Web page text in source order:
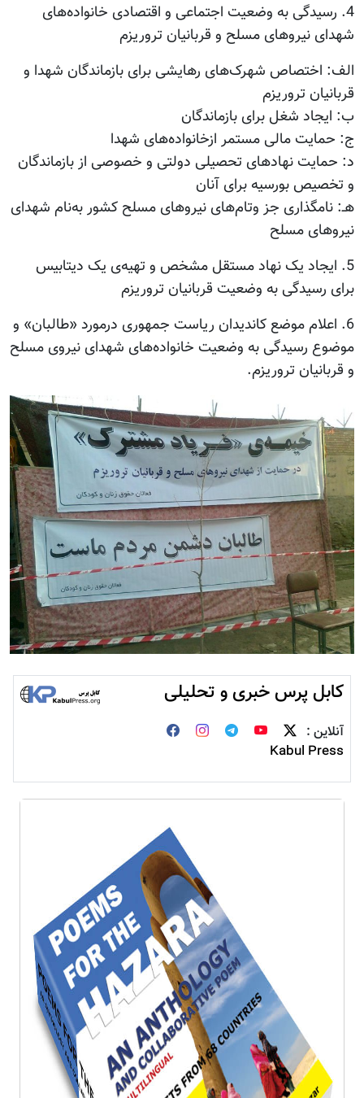
4. رسیدگی به وضعیت اجتماعی و اقتصادی خانواده‌های
شهدای نیروهای مسلح و قربانیان تروریزم
الف: اختصاص شهرک‌های رهایشی برای بازماندگان شهدا و
قربانیان تروریزم
ب: ایجاد شغل برای بازماندگان
ج: حمایت مالی مستمر ازخانواده‌های شهدا
د: حمایت نهادهای تحصیلی دولتی و خصوصی از بازماندگان
و تخصیص بورسیه برای آنان
هـ: نامگذاری جز وتام‌های نیروهای مسلح کشور به‌نام شهدای
نیروهای مسلح
5. ایجاد یک نهاد مستقل مشخص و تهیه‌ی یک دیتابیس
برای رسیدگی به وضعیت قربانیان تروریزم
6. اعلام موضع کاندیدان ریاست جمهوری درمورد «طالبان» و
موضوع رسیدگی به وضعیت خانواده‌های شهدای نیروی مسلح
و قربانیان تروریزم.
کابل پرس خبری و تحلیلی
آنلاین :
Kabul Press